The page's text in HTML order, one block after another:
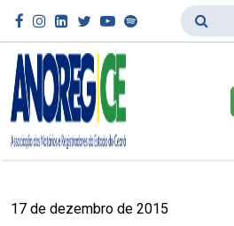
17 de dezembro de 2015